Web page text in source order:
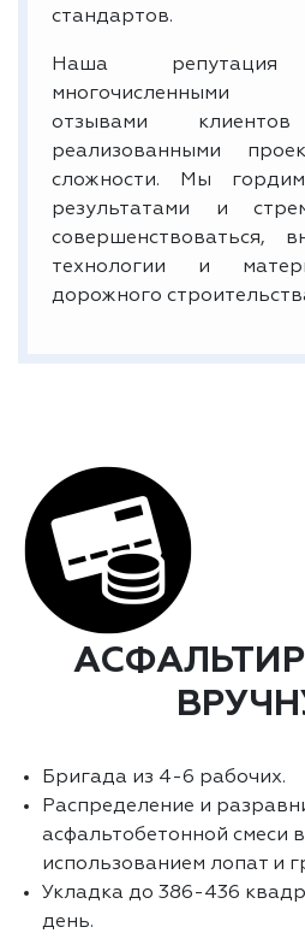
стандартов.
Наша репутация
многочисленными
отзывами
реализованными
сложности. Мы
результатами и
совершенствоваться,
технологии и
дорожного
Бригада из 4-6 рабочих.
Распределение и
асфальтобетонной смеси
использованием лопат и
Укладка до 386-436
день.